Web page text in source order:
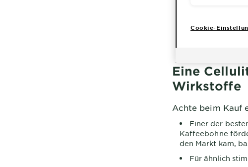
Eine
Wirkstoffe
Achte beim Kauf
Einer der
Kaffeebohne
den Markt kam,
Für ähnlich
Cookie-